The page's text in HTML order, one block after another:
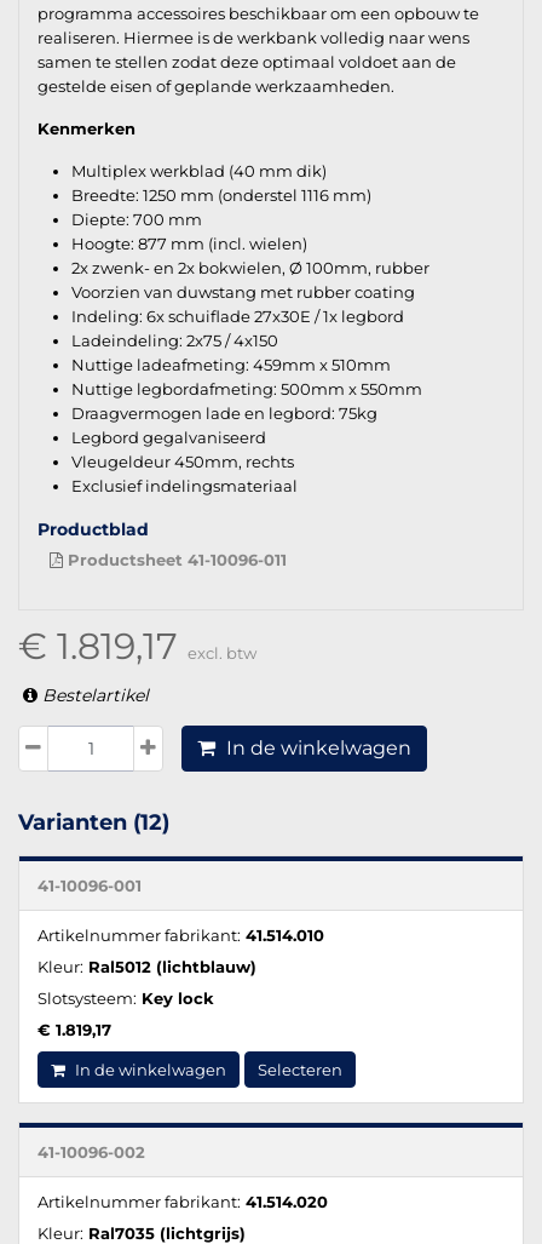
programma accessoires beschikbaar om een opbouw te
realiseren. Hiermee is de werkbank volledig naar wens
samen te stellen zodat deze optimaal voldoet aan de
gestelde eisen of geplande werkzaamheden.
Kenmerken
Multiplex werkblad (40 mm dik)
Breedte: 1250 mm (onderstel 1116 mm)
Diepte: 700 mm
Hoogte: 877 mm (incl. wielen)
2x zwenk- en 2x bokwielen, Ø 100mm, rubber
Voorzien van duwstang met rubber coating
Indeling: 6x schuiflade 27x30E / 1x legbord
Ladeindeling: 2x75 / 4x150
Nuttige ladeafmeting: 459mm x 510mm
Nuttige legbordafmeting: 500mm x 550mm
Draagvermogen lade en legbord: 75kg
Legbord gegalvaniseerd
Vleugeldeur 450mm, rechts
Exclusief indelingsmateriaal
Productblad
Productsheet 41-10096-011
€ 1.819,17 excl. btw
Bestelartikel
In de winkelwagen
Varianten (12)
41-10096-001
Artikelnummer fabrikant: 41.514.010
Kleur: Ral5012 (lichtblauw)
Slotsysteem: Key lock
€ 1.819,17
In de winkelwagen Selecteren
41-10096-002
Artikelnummer fabrikant: 41.514.020
Kleur: Ral7035 (lichtgrijs)